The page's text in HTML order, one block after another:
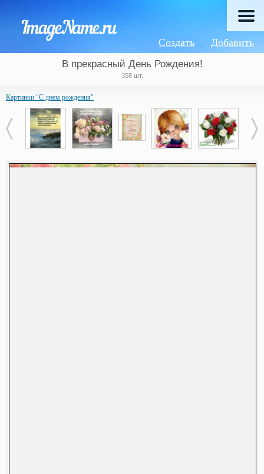
Добавить
Создать
В прекрасный День Рождения!
358 шт.
Картинки "С днем рождения"